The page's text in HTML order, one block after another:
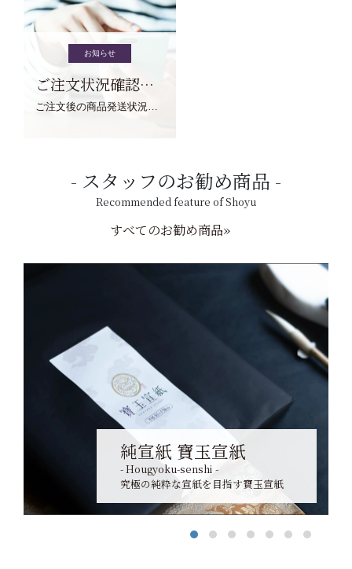
お知らせ
ご注文状況確認について
ご注文後の商品発送状況については、こちらからご確認くださいませ。
スタッフのお勧め商品
Recommended feature of Shoyu
すべてのお勧め商品»
純宣紙 寶玉宣紙
- Hougyoku-senshi -
究極の純粋な宣紙を目指す寶玉宣紙